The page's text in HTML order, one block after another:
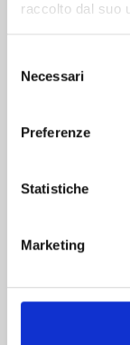
raccolto dal suo
delNecessari
Preferenze
Statistiche
Marketing